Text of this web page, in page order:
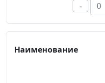
-